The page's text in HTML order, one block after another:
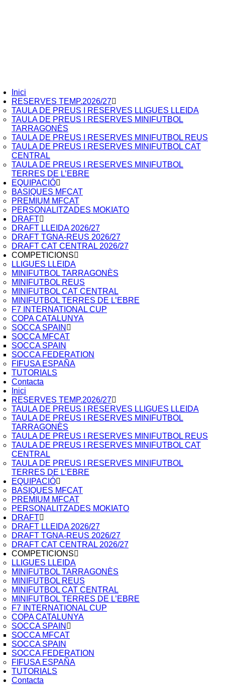
Inici
RESERVES TEMP.2026/27
TAULA DE PREUS I RESERVES LLIGUES LLEIDA
TAULA DE PREUS I RESERVES MINIFUTBOL
TARRAGONÈS
TAULA DE PREUS I RESERVES MINIFUTBOL REUS
TAULA DE PREUS I RESERVES MINIFUTBOL CAT
CENTRAL
TAULA DE PREUS I RESERVES MINIFUTBOL
TERRES DE L’EBRE
EQUIPACIÓ
BASIQUES MFCAT
PREMIUM MFCAT
PERSONALITZADES MOKIATO
DRAFT
DRAFT LLEIDA 2026/27
DRAFT TGNA-REUS 2026/27
DRAFT CAT CENTRAL 2026/27
COMPETICIONS
LLIGUES LLEIDA
MINIFUTBOL TARRAGONÈS
MINIFUTBOL REUS
MINIFUTBOL CAT CENTRAL
MINIFUTBOL TERRES DE L’EBRE
F7 INTERNATIONAL CUP
COPA CATALUNYA
SOCCA SPAIN
SOCCA MFCAT
SOCCA SPAIN
SOCCA FEDERATION
FIFUSA ESPAÑA
TUTORIALS
Contacta
Inici
RESERVES TEMP.2026/27
TAULA DE PREUS I RESERVES LLIGUES LLEIDA
TAULA DE PREUS I RESERVES MINIFUTBOL
TARRAGONÈS
TAULA DE PREUS I RESERVES MINIFUTBOL REUS
TAULA DE PREUS I RESERVES MINIFUTBOL CAT
CENTRAL
TAULA DE PREUS I RESERVES MINIFUTBOL
TERRES DE L’EBRE
EQUIPACIÓ
BASIQUES MFCAT
PREMIUM MFCAT
PERSONALITZADES MOKIATO
DRAFT
DRAFT LLEIDA 2026/27
DRAFT TGNA-REUS 2026/27
DRAFT CAT CENTRAL 2026/27
COMPETICIONS
LLIGUES LLEIDA
MINIFUTBOL TARRAGONÈS
MINIFUTBOL REUS
MINIFUTBOL CAT CENTRAL
MINIFUTBOL TERRES DE L’EBRE
F7 INTERNATIONAL CUP
COPA CATALUNYA
SOCCA SPAIN
SOCCA MFCAT
SOCCA SPAIN
SOCCA FEDERATION
FIFUSA ESPAÑA
TUTORIALS
Contacta